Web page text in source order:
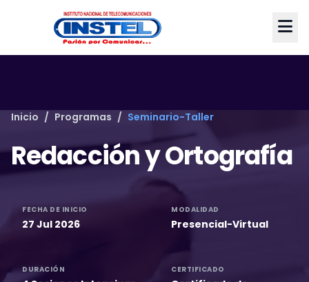
Inicio / Programas / Seminario-Taller
Redacción y Ortografía
FECHA DE INICIO
27 Jul 2026
MODALIDAD
Presencial-Virtual
DURACIÓN CERTIFICADO